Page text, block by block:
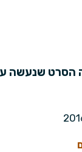
הסרט שנעשה